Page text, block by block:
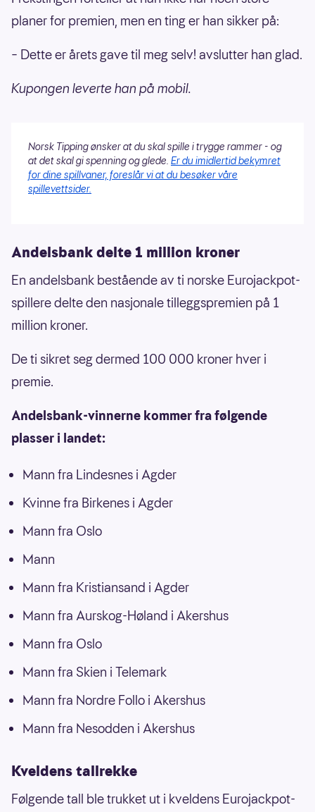
planer for premien, men en ting er han sikker på:
– Dette er årets gave til meg selv! avslutter han glad.
Kupongen leverte han på mobil.
Norsk Tipping ønsker at du skal spille i trygge rammer - og
at det skal gi spenning og glede. Er du imidlertid bekymret
for dine spillvaner, foreslår vi at du besøker våre
spillevettsider.
Andelsbank delte 1 million kroner
En andelsbank bestående av ti norske Eurojackpot-
spillere delte den nasjonale tilleggspremien på 1
million kroner.
De ti sikret seg dermed 100 000 kroner hver i
premie.
Andelsbank-vinnerne kommer fra følgende
plasser i landet:
Mann fra Lindesnes i Agder
Kvinne fra Birkenes i Agder
Mann fra Oslo
Mann
Mann fra Kristiansand i Agder
Mann fra Aurskog-Høland i Akershus
Mann fra Oslo
Mann fra Skien i Telemark
Mann fra Nordre Follo i Akershus
Mann fra Nesodden i Akershus
Kveldens tallrekke
Følgende tall ble trukket ut i kveldens Eurojackpot-